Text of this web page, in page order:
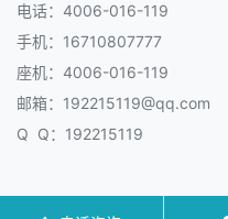
电话：4006-016-119
手机：16710807777
座机：4006-016-119
邮箱：192215119@qq.com
Q Q：192215119